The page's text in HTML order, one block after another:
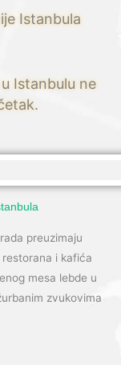
Istanbula
Istanbulu ne
preuzimaju
i kafića
mesa lebde u
zvukovima